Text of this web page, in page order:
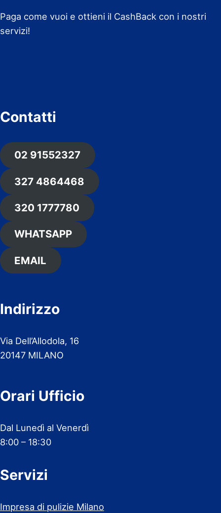
Paga come vuoi e ottieni il CashBack con i nostri
servizi!
Contatti
02 91552327
327 4864468
320 1777780
WHATSAPP
EMAIL
Indirizzo
Via Dell’Allodola, 16
20147 MILANO
Orari Ufficio
Dal Lunedì al Venerdì
8:00 – 18:30
Servizi
Impresa di pulizie Milano